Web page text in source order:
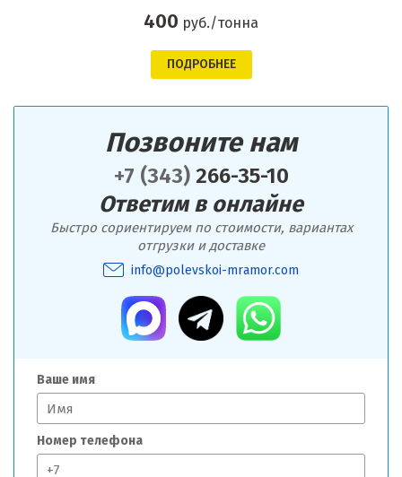
400 руб./тонна
ПОДРОБНЕЕ
Позвоните нам
+7 (343)266-35-10
Ответим в онлайне
Быстро сориентируем по стоимости, вариантах
отгрузки и доставке
info@polevskoi-mramor.com
Ваше имя
Номер телефона